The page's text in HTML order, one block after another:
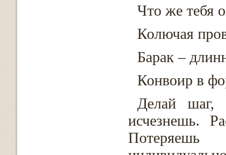
Что же тебя
Колючая
Барак –
Конвоир в
Делай
исчезнешь.